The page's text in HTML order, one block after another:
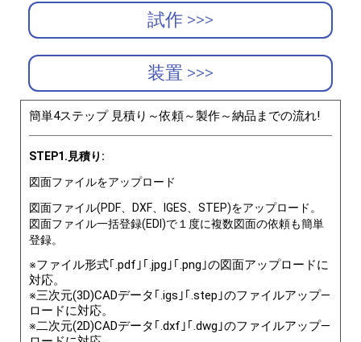
試作 >>>
装置 >>>
簡単4ステップ 見積り～依頼～製作～納品までの流れ!
STEP1.見積り:
図面ファイルをアップロード
図面ファイル(PDF、DXF、IGES、STEP)をアップロード。
図面ファイル一括登録(EDI)で１度に複数図面の依頼も簡単
登録。
※ファイル形式｢.pdf｣｢.jpg｣｢.png｣の図面アップロードに
対応。
※三次元(3D)CADデータ｢.igs｣｢.step｣のファイルアップ―
ロードに対応。
※二次元(2D)CADデータ｢.dxf｣｢.dwg｣のファイルアップ―